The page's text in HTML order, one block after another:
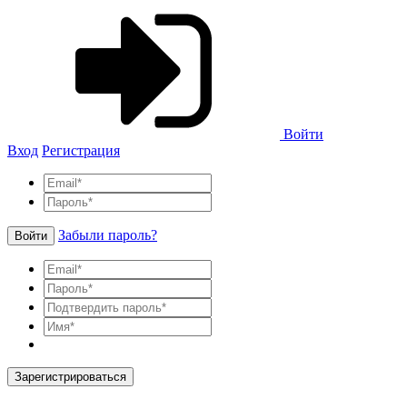
Войти
Вход Регистрация
Войти Забыли пароль?
Зарегистрироваться